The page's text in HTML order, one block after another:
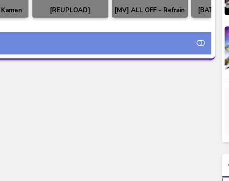
[REUPLOAD]
Ultraman Ginga &
Ginga S Batch
[MV] ALL OFF - Refrain
Boy (Mob Physco 100
Ending 01)
[BATCH]
BD
Subtitle